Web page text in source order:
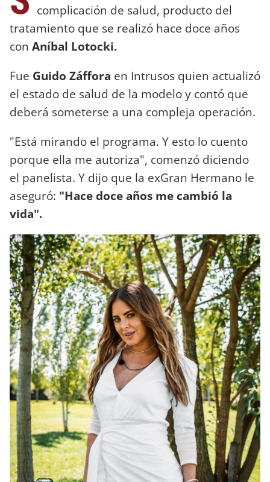
complicación de salud, producto del
tratamiento que se realizó hace doce años
con Aníbal Lotocki.
Fue Guido Záffora en Intrusos quien actualizó
el estado de salud de la modelo y contó que
deberá someterse a una compleja operación.
"Está mirando el programa. Y esto lo cuento
porque ella me autoriza", comenzó diciendo
el panelista. Y dijo que la exGran Hermano le
aseguró: "Hace doce años me cambió la
vida".